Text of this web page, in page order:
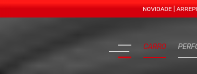
NOVIDADE | ARREPIADO
CARRO